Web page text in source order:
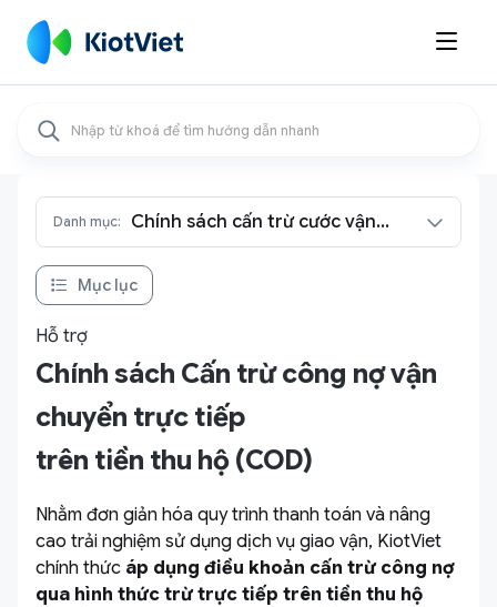

Danh mục:
Chính sách cấn trừ cước vận
chuyển
Mục lục
Hỗ trợ
Chính sách Cấn trừ công nợ vận
chuyển trực tiếp
trên tiền thu hộ (COD)
Nhằm đơn giản hóa quy trình thanh toán và nâng
cao trải nghiệm sử dụng dịch vụ giao vận, KiotViet
chính thức áp dụng điều khoản cấn trừ công nợ
qua hình thức trừ trực tiếp trên tiền thu hộ